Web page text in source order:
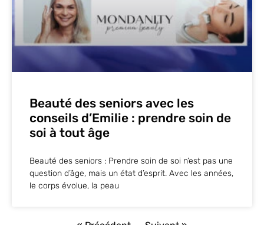
Beauté des seniors avec les
conseils d’Emilie : prendre soin de
soi à tout âge
Beauté des seniors : Prendre soin de soi n’est pas une
question d’âge, mais un état d’esprit. Avec les années,
le corps évolue, la peau